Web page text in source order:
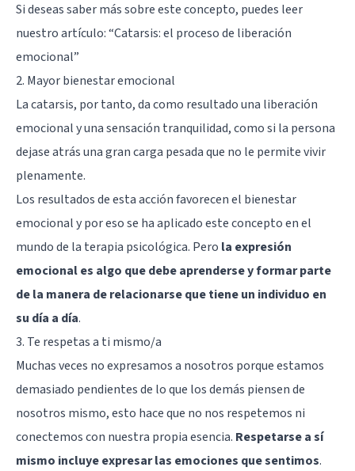
Si deseas saber más sobre este concepto, puedes leer
nuestro artículo: “Catarsis: el proceso de liberación
emocional”
2. Mayor bienestar emocional
La catarsis, por tanto, da como resultado una liberación
emocional y una sensación tranquilidad, como si la persona
dejase atrás una gran carga pesada que no le permite vivir
plenamente.
Los resultados de esta acción favorecen el bienestar
emocional y por eso se ha aplicado este concepto en el
mundo de la terapia psicológica. Pero la expresión
emocional es algo que debe aprenderse y formar parte
de la manera de relacionarse que tiene un individuo en
su día a día.
3. Te respetas a ti mismo/a
Muchas veces no expresamos a nosotros porque estamos
demasiado pendientes de lo que los demás piensen de
nosotros mismo, esto hace que no nos respetemos ni
conectemos con nuestra propia esencia. Respetarse a sí
mismo incluye expresar las emociones que sentimos.